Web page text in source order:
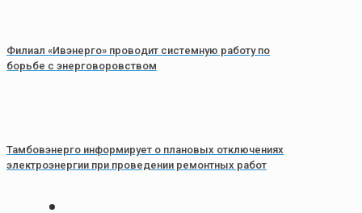
Филиал «Ивэнерго» проводит системную работу по
борьбе с энерговоровством
Тамбовэнерго информирует о плановых отключениях
электроэнергии при проведении ремонтных работ